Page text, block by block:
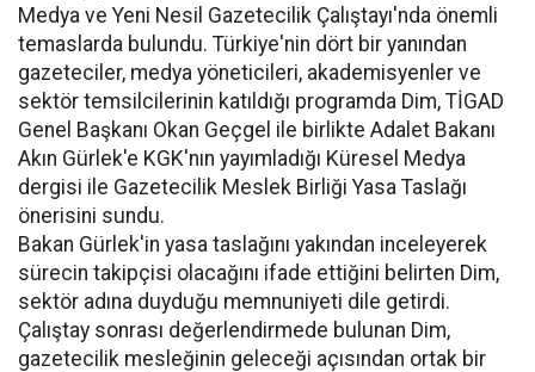
Medya ve Yeni Nesil Gazetecilik Çalıştayı'nda önemli
temaslarda bulundu. Türkiye'nin dört bir yanından
gazeteciler, medya yöneticileri, akademisyenler ve
sektör temsilcilerinin katıldığı programda Dim, TİGAD
Genel Başkanı Okan Geçgel ile birlikte Adalet Bakanı
Akın Gürlek'e KGK'nın yayımladığı Küresel Medya
dergisi ile Gazetecilik Meslek Birliği Yasa Taslağı
önerisini sundu.
Bakan Gürlek'in yasa taslağını yakından inceleyerek
sürecin takipçisi olacağını ifade ettiğini belirten Dim,
sektör adına duyduğu memnuniyeti dile getirdi.
Çalıştay sonrası değerlendirmede bulunan Dim,
gazetecilik mesleğinin geleceği açısından ortak bir